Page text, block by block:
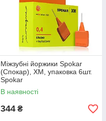
Міжзубні йоржики Spokar
(Спокар), ХМ, упаковка 6шт.
Spokar
В наявності
344 ₴